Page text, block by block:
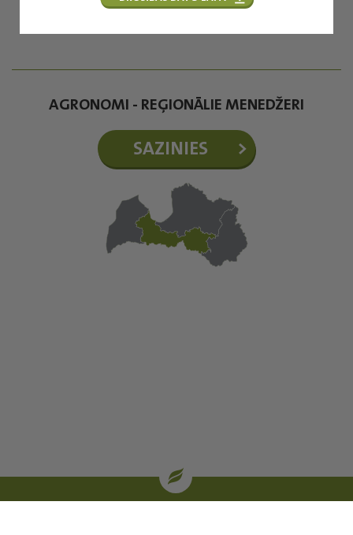
inese.kuniga@balticagrolv.com
AGRONOMI - REĢIONĀLIE MENEDŽERI
SAZINIES